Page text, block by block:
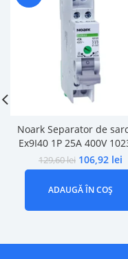
Noark Separator de
Ex9I40 1P 25A 400V
129,60lei 106,92 lei
ADAUGĂ ÎN COȘ